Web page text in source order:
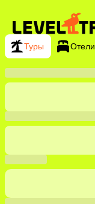
Туры Отели